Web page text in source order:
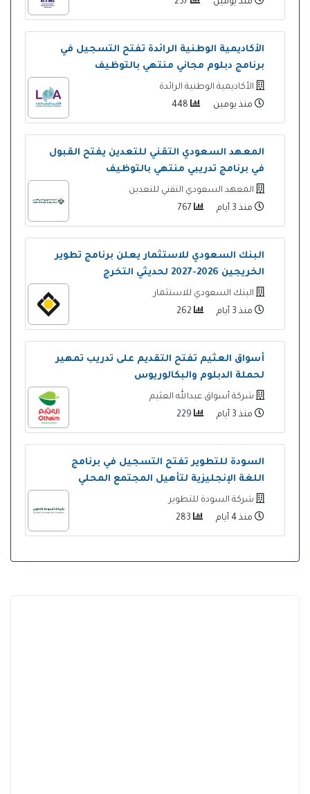
منذ يومين
الأكاديمية الوطنية الرائدة تفتح التسجيل في
برنامج دبلوم مجاني منتهي بالتوظيف
الأكاديمية الوطنية الرائدة
منذ يومين
المعهد السعودي التقني للتعدين يفتح القبول
في برنامج تدريبي منتهي بالتوظيف
المعهد السعودي التقني للتعدين
منذ 3 أيام
البنك السعودي للاستثمار يعلن برنامج تطوير
الخريجين 2026-2027 لحديثي التخرج
البنك السعودي للاستثمار
منذ 3 أيام
أسواق العثيم تفتح التقديم على تدريب تمهير
لحملة الدبلوم والبكالوريوس
شركة أسواق عبدالله العثيم
منذ 3 أيام
السودة للتطوير تفتح التسجيل في برنامج
اللغة الإنجليزية لتأهيل المجتمع المحلي
شركة السودة للتطوير
منذ 4 أيام